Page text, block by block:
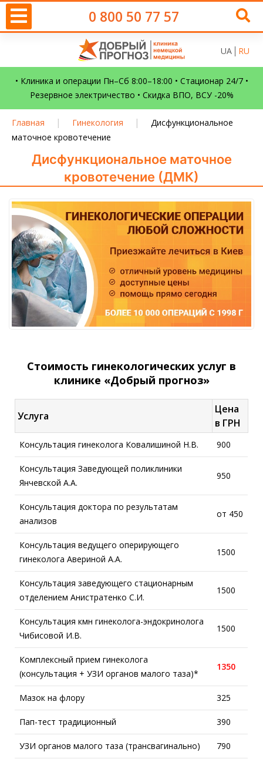
0 800 50 77 57
UA RU
• Клиника и операции Пн–Сб 8:00–18:00 • Стационар 24/7 •
Резервное электричество • Скидка ВПО, ВСУ -20%
Главная | Гинекология |
Дисфункциональное
маточное кровотечение
Дисфункциональное маточное
кровотечение (ДМК)
Стоимость гинекологических услуг в
клинике «Добрый прогноз»
Услуга
Цена
в ГРН
Консультация гинеколога Ковалишиной Н.В. 900
Консультация Заведующей поликлиники
Янчевской А.А.
950
Консультация доктора по результатам
анализов
от 450
Консультация ведущего оперирующего
гинеколога Авериной А.А.
1500
Консультация заведующего стационарным
отделением Анистратенко С.И.
1500
Консультация кмн гинеколога-эндокринолога
Чибисовой И.В.
1500
Комплексный прием гинеколога
(консультация + УЗИ органов малого таза)*
1350
Мазок на флору 325
Пап-тест традиционный 390
УЗИ органов малого таза (трансвагинально) 790